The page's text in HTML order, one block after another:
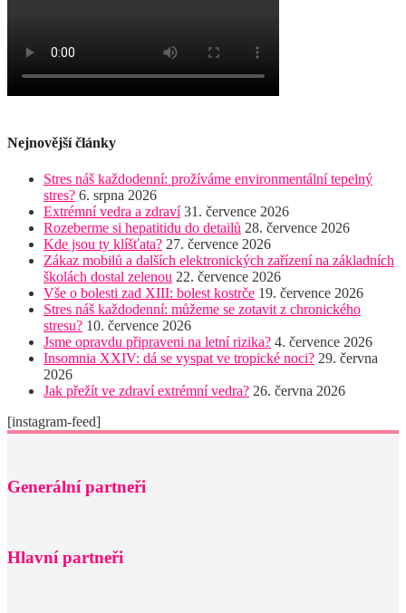
Nejnovější články
Stres náš každodenní: prožíváme environmentální tepelný
stres? 6. srpna 2026
Extrémní vedra a zdraví 31. července 2026
Rozeberme si hepatitidu do detailů 28. července 2026
Kde jsou ty klíšťata? 27. července 2026
Zákaz mobilů a dalších elektronických zařízení na základních
školách dostal zelenou 22. července 2026
Vše o bolesti zad XIII: bolest kostrče 19. července 2026
Stres náš každodenní: můžeme se zotavit z chronického
stresu? 10. července 2026
Jsme opravdu připraveni na letní rizika? 4. července 2026
Insomnia XXIV: dá se vyspat ve tropické noci? 29. června
2026
Jak přežít ve zdraví extrémní vedra? 26. června 2026
[instagram-feed]
Generální partneři
Hlavní partneři